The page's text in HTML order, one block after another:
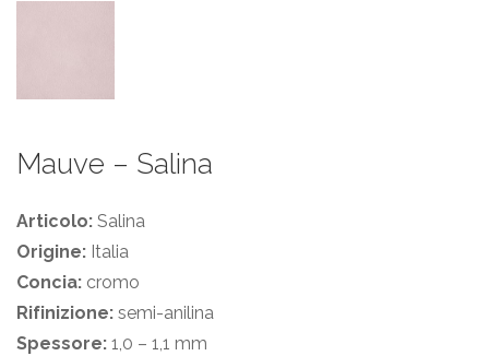
Mauve – Salina
Articolo: Salina
Origine: Italia
Concia: cromo
Rifinizione: semi-anilina
Spessore: 1,0 – 1,1 mm